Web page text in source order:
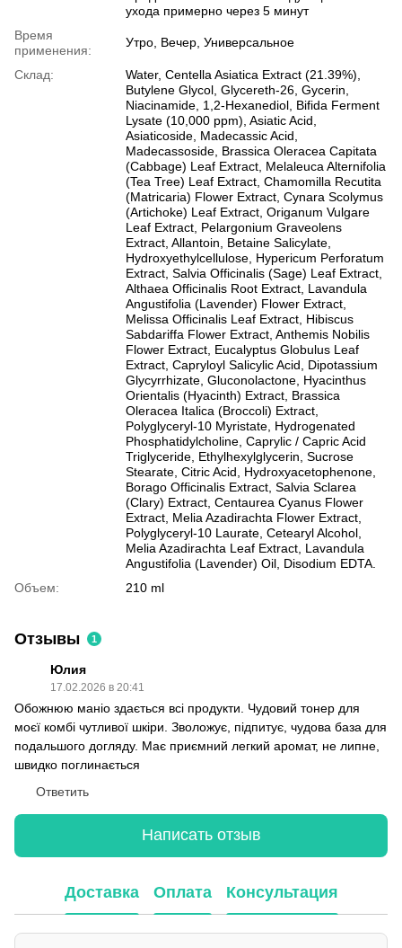
ухода примерно через 5 минут
Время
применения:
Утро, Вечер, Универсальное
Склад:
Water, Centella Asiatica Extract (21.39%),
Butylene Glycol, Glycereth-26, Gycerin,
Niacinamide, 1,2-Hexanediol, Bifida Ferment
Lysate (10,000 ppm), Asiatic Acid,
Asiaticoside, Madecassic Acid,
Madecassoside, Brassica Oleracea Capitata
(Cabbage) Leaf Extract, Melaleuca Alternifolia
(Tea Tree) Leaf Extract, Chamomilla Recutita
(Matricaria) Flower Extract, Cynara Scolymus
(Artichoke) Leaf Extract, Origanum Vulgare
Leaf Extract, Pelargonium Graveolens
Extract, Allantoin, Betaine Salicylate,
Hydroxyethylcellulose, Hypericum Perforatum
Extract, Salvia Officinalis (Sage) Leaf Extract,
Althaea Officinalis Root Extract, Lavandula
Angustifolia (Lavender) Flower Extract,
Melissa Officinalis Leaf Extract, Hibiscus
Sabdariffa Flower Extract, Anthemis Nobilis
Flower Extract, Eucalyptus Globulus Leaf
Extract, Capryloyl Salicylic Acid, Dipotassium
Glycyrrhizate, Gluconolactone, Hyacinthus
Orientalis (Hyacinth) Extract, Brassica
Oleracea Italica (Broccoli) Extract,
Polyglyceryl-10 Myristate, Hydrogenated
Phosphatidylcholine, Caprylic / Capric Acid
Triglyceride, Ethylhexylglycerin, Sucrose
Stearate, Citric Acid, Hydroxyacetophenone,
Borago Officinalis Extract, Salvia Sclarea
(Clary) Extract, Centaurea Cyanus Flower
Extract, Melia Azadirachta Flower Extract,
Polyglyceryl-10 Laurate, Cetearyl Alcohol,
Melia Azadirachta Leaf Extract, Lavandula
Angustifolia (Lavender) Oil, Disodium EDTA.
Объем:
210 ml
Отзывы 1
Юлия
17.02.2026 в 20:41
Обожнюю маніо здається всі продукти. Чудовий тонер для
моєї комбі чутливої шкіри. Зволожує, підпитує, чудова база для
подальшого догляду. Має приємний легкий аромат, не липне,
швидко поглинається
Ответить
Написать отзыв
Доставка Оплата Консультация